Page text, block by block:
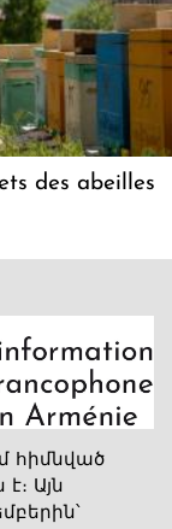
des abeilles
հիմնված
Այն